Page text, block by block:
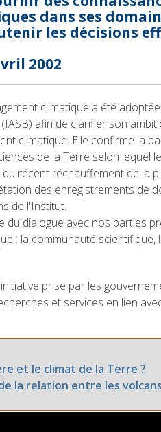
dans ses
les décisions
2002
climatique a été
afin de clarifier son
climatique. Elle confirme la
de la Terre selon lequel
récent réchauffement de la
des enregistrements de
de l'Institut.
du dialogue avec nos parties
: la communauté scientifique,
prise par les
et services en lien
et le climat de la Terre ?
la relation entre les